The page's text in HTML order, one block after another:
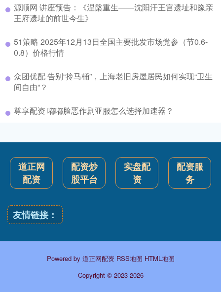
源顺网 讲座预告：《涅槃重生——沈阳汗王宫遗址和豫亲
王府遗址的前世今生》
51策略 2025年12月13日全国主要批发市场党参（节0.6-
0.8）价格行情
众团优配 告别“拎马桶”，上海老旧房屋居民如何实现“卫生
间自由”？
尊享配资 嘟嘟脸恶作剧亚服怎么选择加速器？
道正网
配资
配资炒
股平台
实盘配
资
配资服
务
友情链接：
Powered by 道正网配资 RSS地图 HTML地图
Copyright © 2023-2026